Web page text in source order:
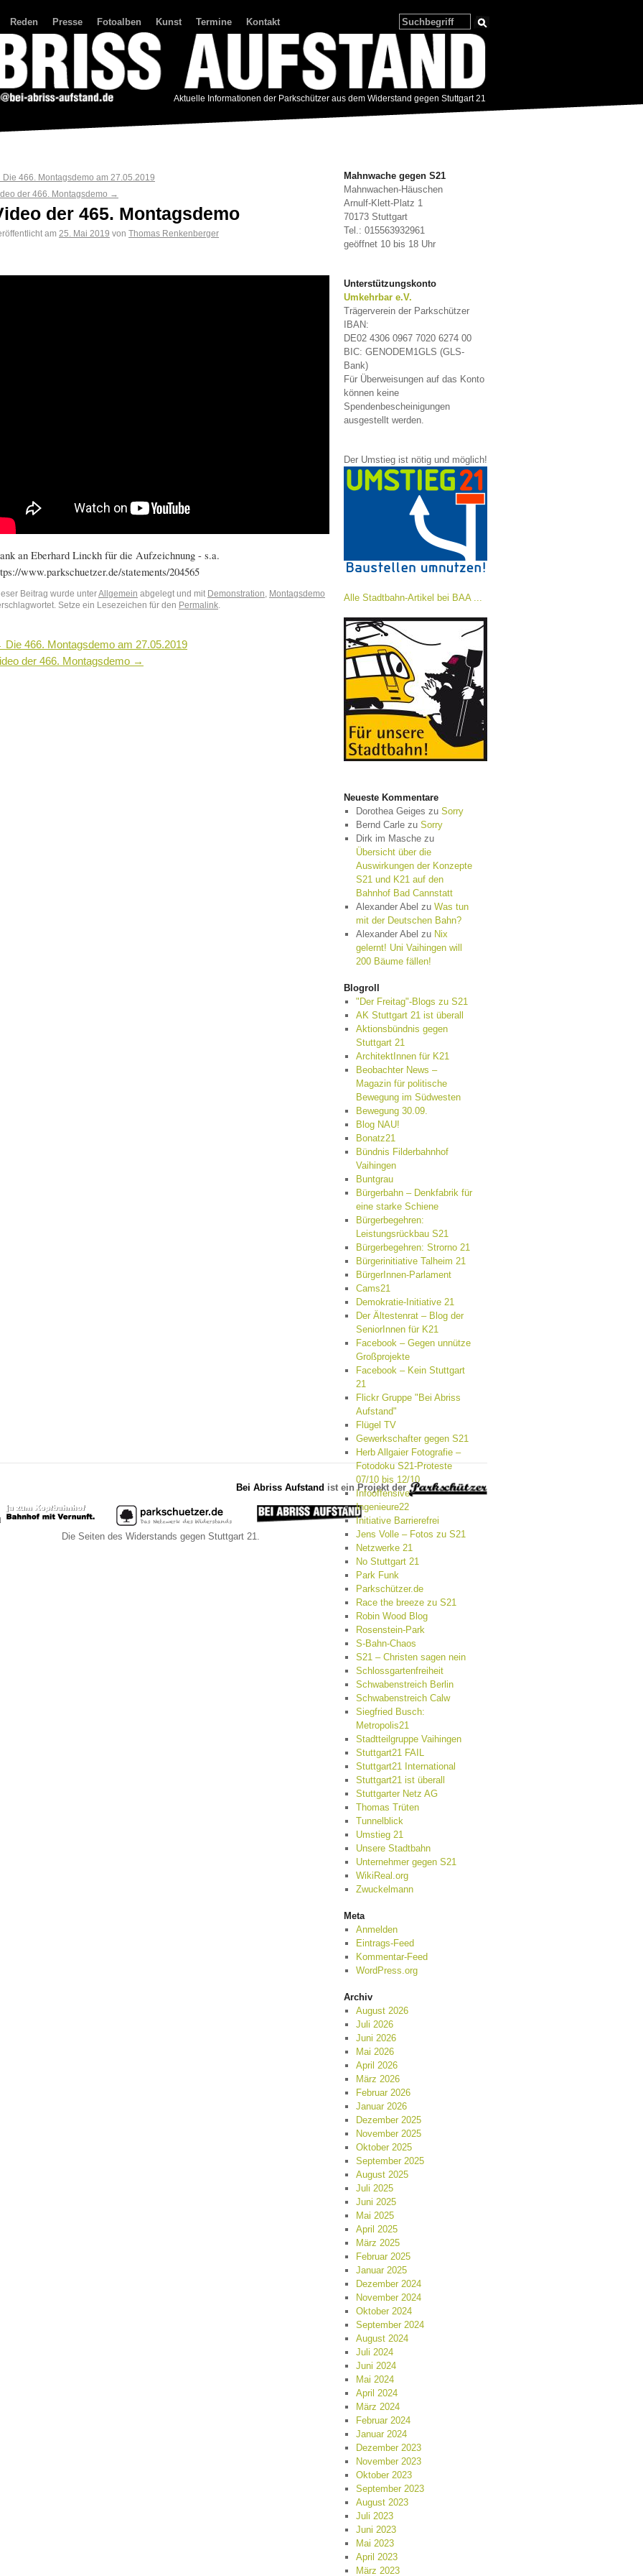
Reden Presse Fotoalben Kunst Termine Kontakt
Aktuelle Informationen der Parkschützer aus dem Widerstand gegen Stuttgart 21
Die 466. Montagsdemo am 27.05.2019
der 466. Montagsdemo →
der 465. Montagsdemo
am 25. Mai 2019 von Thomas Renkenberger
an Eberhard Linckh für die Aufzeichnung - s.a.
www.parkschuetzer.de/statements/204565
Beitrag wurde unterAllgemein abgelegt und mit Demonstration
Montagsdemo
Setze ein Lesezeichen für den Permalink
Die 466. Montagsdemo am 27.05.2019
der 466. Montagsdemo →
Mahnwache gegen S21
Mahnwachen-Häuschen
Arnulf-Klett-Platz 1
70173 Stuttgart
Tel.: 015563932961
geöffnet 10 bis 18 Uhr
Unterstützungskonto
Umkehrbar e.V.
Trägerverein der Parkschützer
IBAN:
DE02 4306 0967 7020 6274 00
BIC: GENODEM1GLS (GLS-
Bank)
Für Überweisungen auf das Konto
können keine
Spendenbescheinigungen
ausgestellt werden.
Der Umstieg ist nötig und möglich!
Alle Stadtbahn-Artikel bei BAA ...
Neueste Kommentare
Dorothea Geiges zu Sorry
Bernd Carlezu Sorry
Dirk im Maschezu
Übersicht über die
Auswirkungen der Konzepte
S21 und K21 auf den
Bahnhof Bad Cannstatt
Alexander Abel zu Was tun
mit der Deutschen Bahn?
Alexander Abel zu Nix
gelernt! Uni Vaihingen will
200 Bäume fällen!
Blogroll
"Der Freitag"-Blogs zu S21
AK Stuttgart 21 ist überall
Aktionsbündnis gegen
Stuttgart 21
ArchitektInnen für K21
Beobachter News –
Magazin für politische
Bewegung im Südwesten
Bewegung 30.09.
Blog NAU!
Bonatz21
Bündnis Filderbahnhof
Vaihingen
Buntgrau
Bürgerbahn – Denkfabrik für
eine starke Schiene
Bürgerbegehren:
Leistungsrückbau S21
Bürgerbegehren: Strorno 21
Bürgerinitiative Talheim 21
BürgerInnen-Parlament
Cams21
Demokratie-Initiative 21
Der Ältestenrat – Blog der
SeniorInnen für K21
Facebook – Gegen unnütze
Großprojekte
Facebook – Kein Stuttgart
21
Flickr Gruppe "Bei Abriss
Aufstand"
Flügel TV
Gewerkschafter gegen S21
Herb Allgaier Fotografie –
Fotodoku S21-Proteste
07/10 bis 12/10
Infooffensive
Ingenieure22
Initiative Barrierefrei
Jens Volle – Fotos zu S21
Netzwerke 21
No Stuttgart 21
Park Funk
Parkschützer.de
Race the breeze zu S21
Robin Wood Blog
Rosenstein-Park
S-Bahn-Chaos
S21 – Christen sagen nein
Schlossgartenfreiheit
Schwabenstreich Berlin
Schwabenstreich Calw
Siegfried Busch:
Metropolis21
Stadtteilgruppe Vaihingen
Stuttgart21 FAIL
Stuttgart21 International
Stuttgart21 ist überall
Stuttgarter Netz AG
Thomas Trüten
Tunnelblick
Umstieg 21
Unsere Stadtbahn
Unternehmer gegen S21
WikiReal.org
Zwuckelmann
Meta
Anmelden
Eintrags-Feed
Kommentar-Feed
WordPress.org
Archiv
August 2026
Juli 2026
Juni 2026
Mai 2026
April 2026
März 2026
Februar 2026
Januar 2026
Dezember 2025
November 2025
Oktober 2025
September 2025
August 2025
Juli 2025
Juni 2025
Mai 2025
April 2025
März 2025
Februar 2025
Januar 2025
Dezember 2024
November 2024
Oktober 2024
September 2024
August 2024
Juli 2024
Juni 2024
Mai 2024
April 2024
März 2024
Februar 2024
Januar 2024
Dezember 2023
November 2023
Oktober 2023
September 2023
August 2023
Juli 2023
Juni 2023
Mai 2023
April 2023
März 2023
Bei Abriss Aufstand ist ein Projekt der
Die Seiten des Widerstands gegen Stuttgart 21.